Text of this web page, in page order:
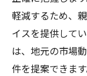
軽減するため、
イスを提供して
は、地元の市場
件を提案できま